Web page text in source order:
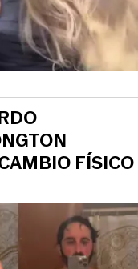
FÍSICO